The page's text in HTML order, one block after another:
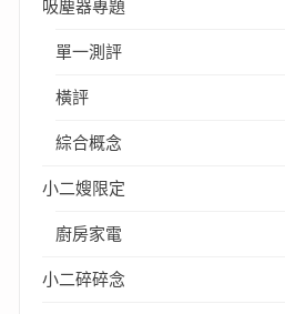
吸塵器專題
單一測評
橫評
綜合概念
小二嫂限定
廚房家電
小二碎碎念